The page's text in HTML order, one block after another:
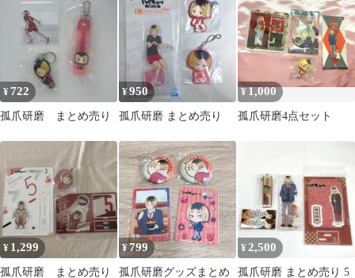
¥ 722
孤爪研磨 まとめ売り
¥950
孤爪研磨 まとめ売り
¥1,000
孤爪研磨4点セット
¥ 1,299
孤爪研磨 まとめ売り
¥799
孤爪研磨グッズまとめ
¥2,500
孤爪研磨 まとめ売り 5